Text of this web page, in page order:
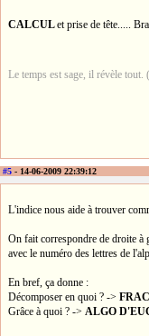
CALCULet prise de tête.....
Le temps est sage, il révèle
#5 - 14-06-2009 22:39:12
L'indice nous aide à trouver
On fait correspondre de droite à
avec le numéro des lettres de
En bref, ça donne :
Décomposer en quoi ? ->
Grâce à quoi ? -> ALGO